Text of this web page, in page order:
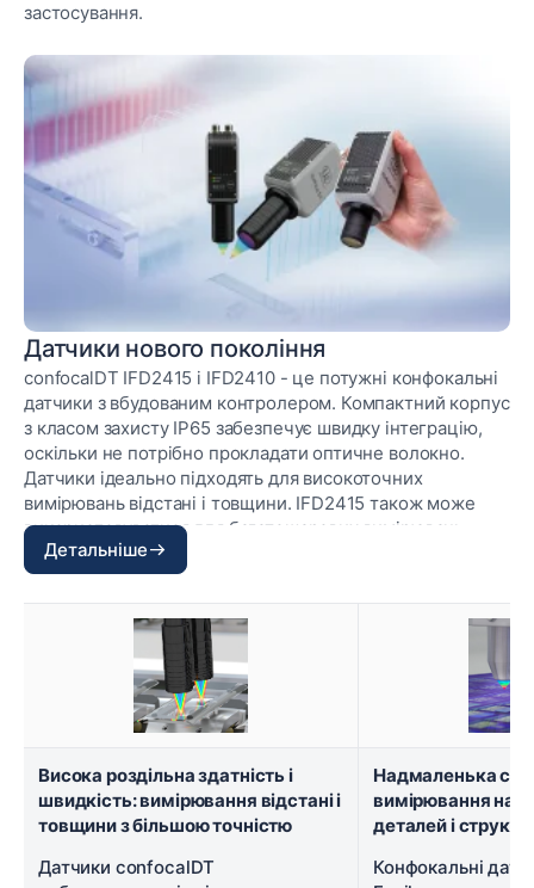
застосування.
Датчики нового покоління
confocalDT IFD2415 і IFD2410 - це потужні конфокальні
датчики з вбудованим контролером. Компактний корпус
з класом захисту IP65 забезпечує швидку інтеграцію,
оскільки не потрібно прокладати оптичне волокно.
Датчики ідеально підходять для високоточних
вимірювань відстані і товщини. IFD2415 також може
використовуватися для багатошарових вимірювань
товщини до 5 шарів. Активне регулювання часу
експозиції дозволяє проводити стабільні вимірювання
на різних поверхнях, навіть при динамічних процесах з
частотою до 25 кГц.
Детальніше
Висока роздільна здатність і
швидкість: вимірювання відстані і
товщини з більшою точністю
Датчики confocalDT
Надмаленька
вимірювання
деталей і
Конфокальні